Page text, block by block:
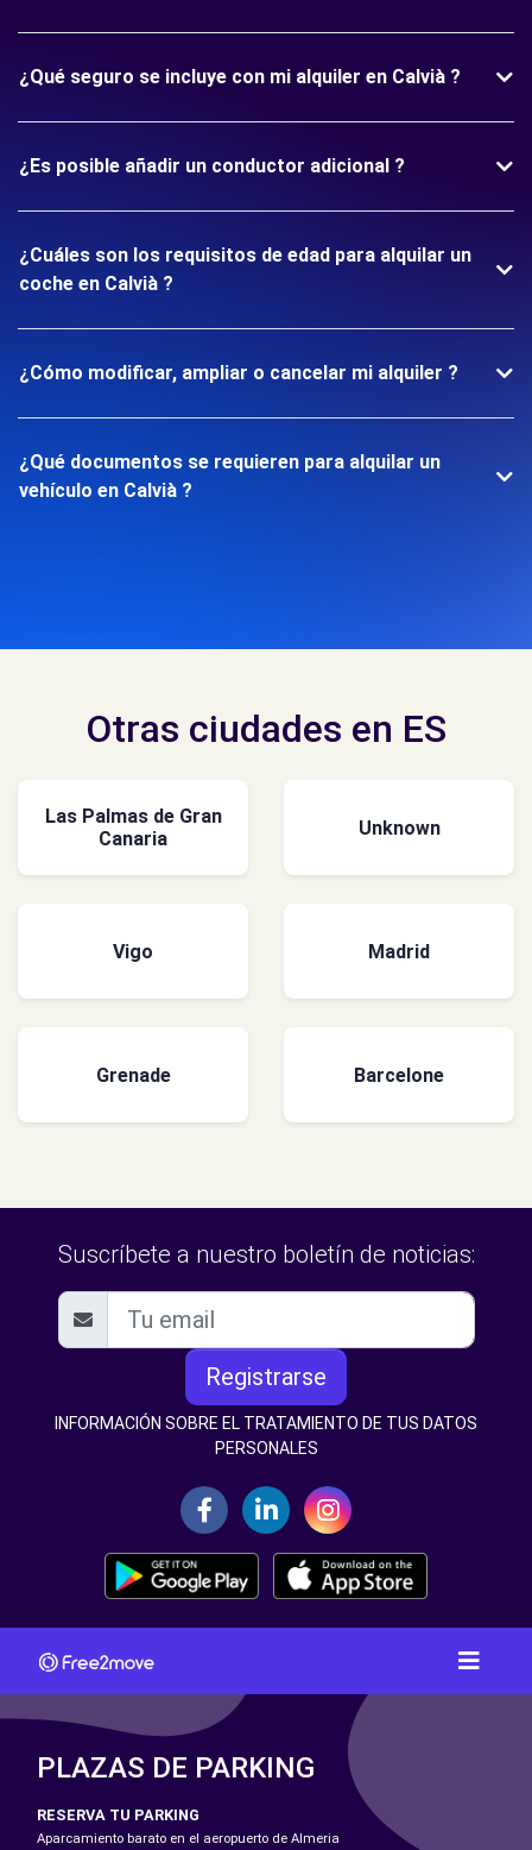
¿Qué seguro se incluye con mi alquiler en Calvià ?
¿Es posible añadir un conductor adicional ?
¿Cuáles son los requisitos de edad para alquilar un
coche en Calvià ?
¿Cómo modificar, ampliar o cancelar mi alquiler ?
¿Qué documentos se requieren para alquilar un
vehículo en Calvià ?
Otras ciudades en ES
Las Palmas de Gran
Canaria
Unknown
Vigo Madrid
Grenade Barcelone
Suscríbete a nuestro boletín de noticias:
Registrarse
INFORMACIÓN SOBRE EL TRATAMIENTO DE TUS DATOS
PERSONALES
PLAZAS DE PARKING
RESERVA TU PARKING
Aparcamiento barato en el aeropuerto de Almeria